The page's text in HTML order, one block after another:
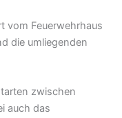
vom Feuerwehrhaus
die umliegenden
zwischen
auch das